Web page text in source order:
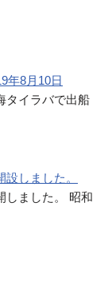
年8月10日
タイラバで出船
しました。
しました。 昭和